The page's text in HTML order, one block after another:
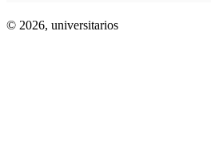
© 2026, universitarios